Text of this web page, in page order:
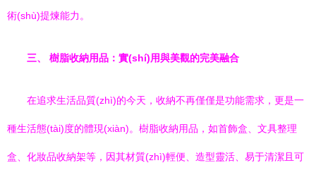
術(shù)提煉能力。
三、 樹脂收納用品：實(shí)用與美觀的完美融合
在追求生活品質(zhì)的今天，收納不再僅僅是功能需求，更是一
種生活態(tài)度的體現(xiàn)。樹脂收納用品，如首飾盒、文具整理
盒、化妝品收納架等，因其材質(zhì)輕便、造型靈活、易于清潔且可